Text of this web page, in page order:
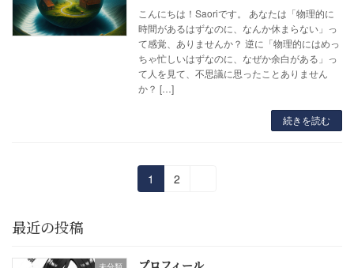
こんにちは！Saoriです。 あなたは「物理的に
時間があるはずなのに、なんか休まらない」っ
て感覚、ありませんか？ 逆に「物理的にはめっ
ちゃ忙しいはずなのに、なぜか余白がある」っ
て人を見て、不思議に思ったことありません
か？ […]
続きを読む
の
固
定
1
固
2
最近の投稿
プロフィール